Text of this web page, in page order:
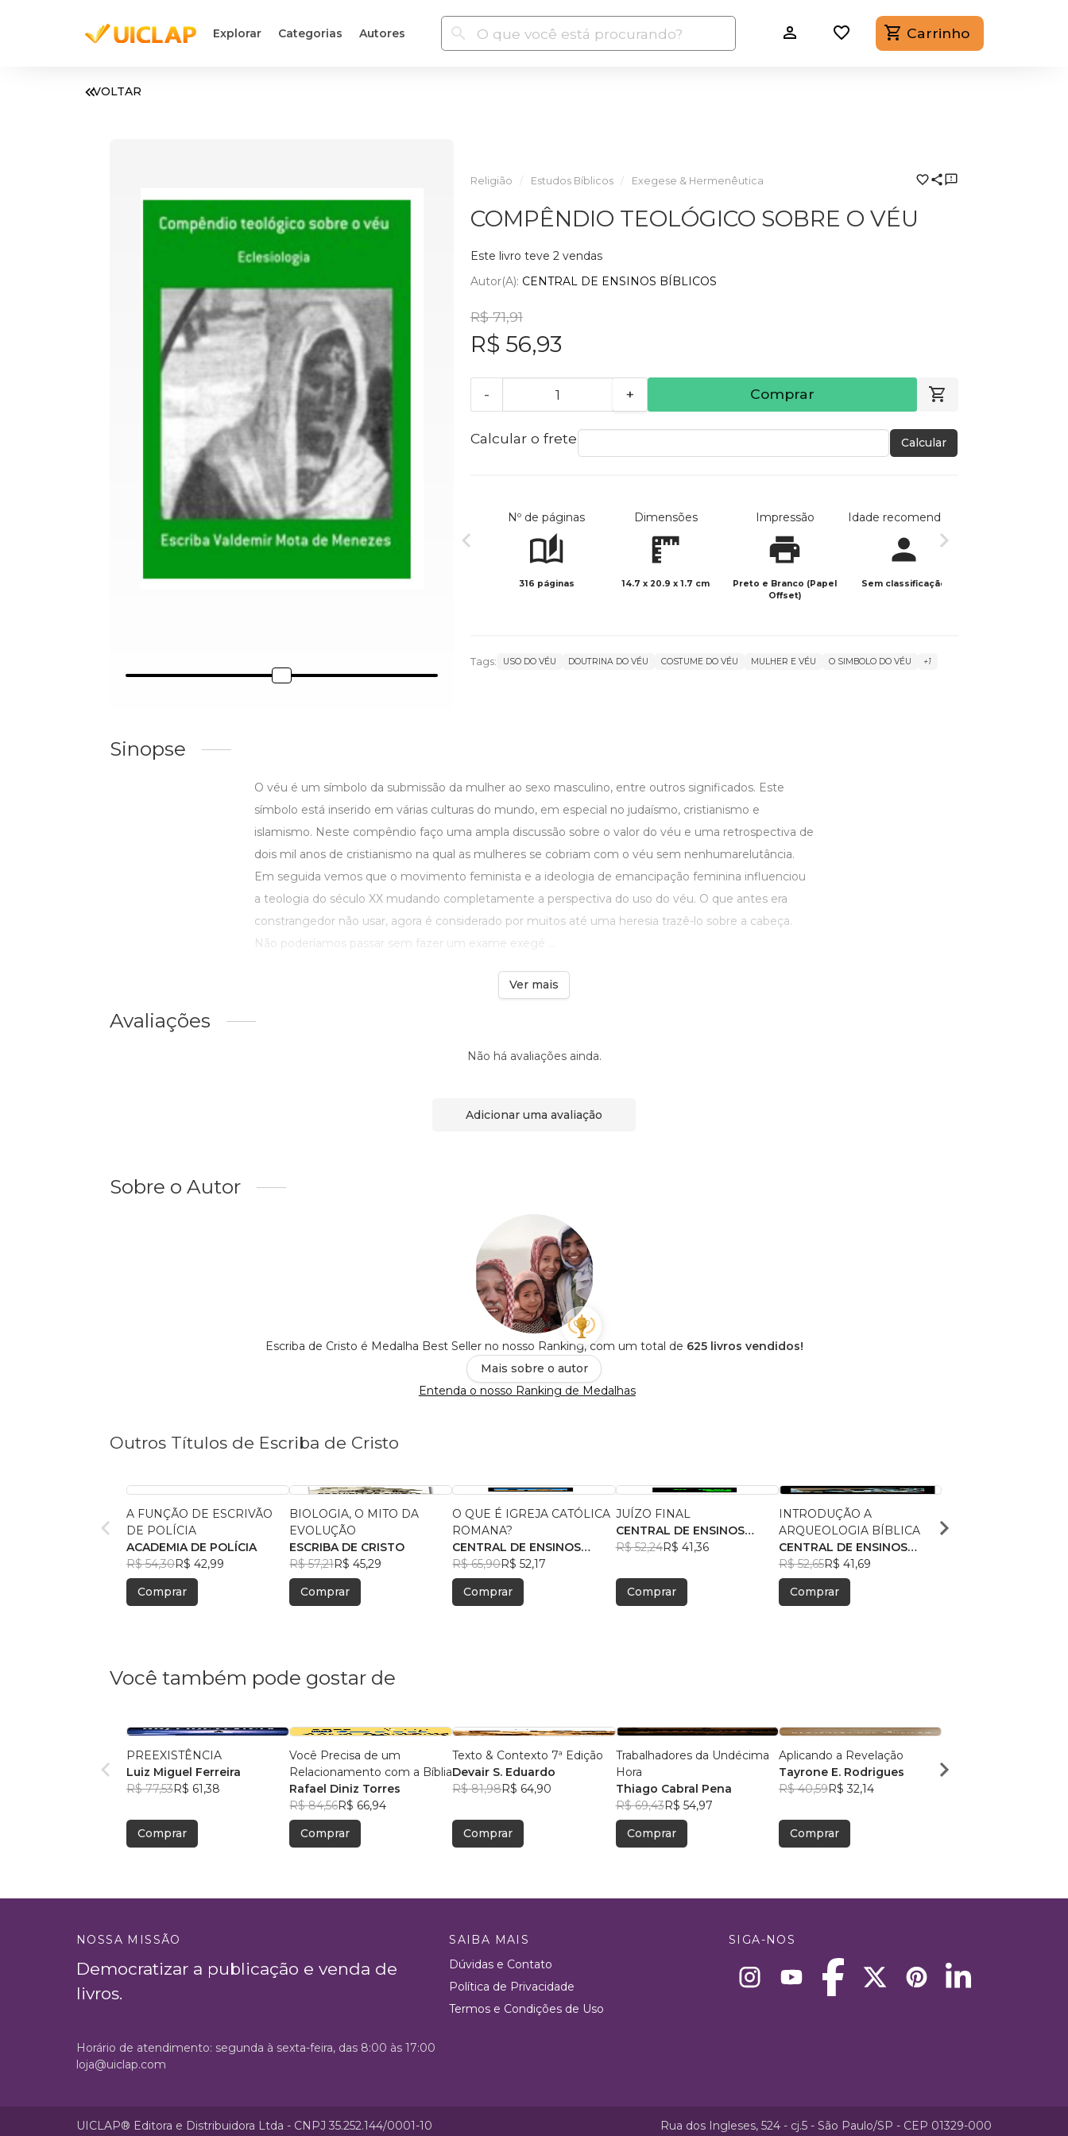
Explorar Categorias Autores Carrinho
VOLTAR
Religião Estudos Bíblicos Exegese & Hermenêutica
COMPÊNDIO TEOLÓGICO SOBRE O VÉU
Este livro teve 2 vendas
Autor(a): CENTRAL DE ENSINOS BÍBLICOS
R$ 71,91
R$ 56,93
- + Comprar
Calcular o frete Calcular
Nº de páginas
316 páginas
Dimensões
14.7 x 20.9 x 1.7 cm
Impressão
Preto e Branco (Papel
Offset)
Idade recomendada
Sem classificação
Tags: USO DO VÉU DOUTRINA DO VÉU COSTUME DO VÉU MULHER E VÉU O SIMBOLO DO VÉU +1
Sinopse
O véu é um símbolo da submissão da mulher ao sexo masculino, entre outros significados. Este
símbolo está inserido em várias culturas do mundo, em especial no judaísmo, cristianismo e
islamismo. Neste compêndio faço uma ampla discussão sobre o valor do véu e uma retrospectiva de
dois mil anos de cristianismo na qual as mulheres se cobriam com o véu sem nenhumarelutância.
Em seguida vemos que o movimento feminista e a ideologia de emancipação feminina influenciou
a teologia do século XX mudando completamente a perspectiva do uso do véu. O que antes era
constrangedor não usar, agora é considerado por muitos até uma heresia trazê-lo sobre a cabeça.
Não poderíamos passar sem fazer um exame exegé ...
Ver mais
Avaliações
Não há avaliações ainda.
Adicionar uma avaliação
Sobre o Autor
Escriba de Cristo é Medalha Best Seller no nosso Ranking, com um total de 625 livros vendidos!
Mais sobre o autor
Entenda o nosso Ranking de Medalhas
Outros Títulos de Escriba de Cristo
A FUNÇÃO DE ESCRIVÃO
DE POLÍCIA
ACADEMIA DE POLÍCIA
R$ 54,30R$ 42,99
Comprar
BIOLOGIA, O MITO DA
EVOLUÇÃO
ESCRIBA DE CRISTO
R$ 57,21R$ 45,29
Comprar
O QUE É IGREJA CATÓLICA
ROMANA?
CENTRAL DE ENSINOS
BÍBLICOS
R$ 65,90R$ 52,17
Comprar
JUÍZO FINAL
CENTRAL DE ENSINOS
BÍBLICOS
R$ 52,24R$ 41,36
Comprar
INTRODUÇÃO A
ARQUEOLOGIA BÍBLICA
CENTRAL DE ENSINOS
BÍBLICOS
R$ 52,65R$ 41,69
Comprar
CENTRAL DE
Você também pode gostar de
PREEXISTÊNCIA
Luiz Miguel Ferreira
R$ 77,53R$ 61,38
Comprar
Você Precisa de um
Relacionamento com a Bíblia
Rafael Diniz Torres
R$ 84,56R$ 66,94
Comprar
Texto & Contexto 7ª Edição
Devair S. Eduardo
R$ 81,98R$ 64,90
Comprar
Trabalhadores da Undécima
Hora
Thiago Cabral Pena
R$ 69,43R$ 54,97
Comprar
Aplicando a Revelação
Tayrone E. Rodrigues
R$ 40,59R$ 32,14
Comprar
Jocarli Junior
NOSSA MISSÃO
Democratizar a publicação e venda de
livros.
SAIBA MAIS
Dúvidas e Contato
Política de Privacidade
Termos e Condições de Uso
SIGA-NOS
Horário de atendimento: segunda à sexta-feira, das 8:00 às 17:00
loja@uiclap.com
UICLAP® Editora e Distribuidora Ltda - CNPJ 35.252.144/0001-10 Rua dos Ingleses, 524 - cj.5 - São Paulo/SP - CEP 01329-000